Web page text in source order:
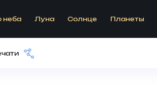
неба Луна Солнце Планеты